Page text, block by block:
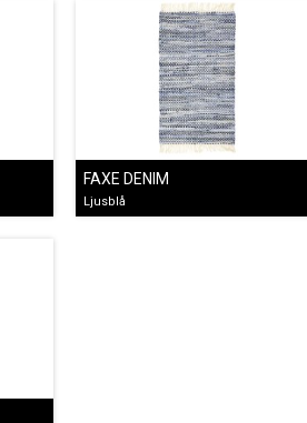
FAXE DENIM
Ljusblå